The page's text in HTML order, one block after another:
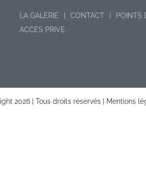
LA GALERIE CONTACT
POINTS
ACCES PRIVE
2026 | Tous droits réservés | Mentions